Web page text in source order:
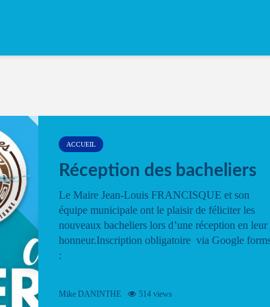
ACCUEIL
Réception des bacheliers
Le Maire Jean-Louis FRANCISQUE et son
équipe municipale ont le plaisir de féliciter les
nouveaux bacheliers lors d’une réception en leur
honneur.Inscription obligatoire via Google
:
Mike DANINTHE 514 views